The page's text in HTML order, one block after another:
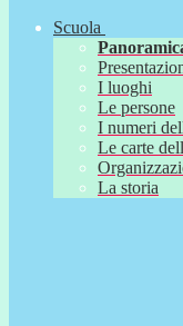
Scuola
I luoghi
Le persone
I numeri
Le carte
La storia